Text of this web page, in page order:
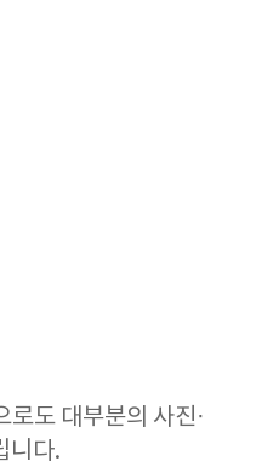
로도 대부분의 사진·
니다.